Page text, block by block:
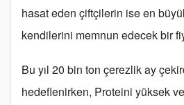
hasat eden çiftçilerin ise en
kendilerini memnun edecek bir
Bu yıl 20 bin ton çerezlik ay
hedeflenirken, Proteini yüksek